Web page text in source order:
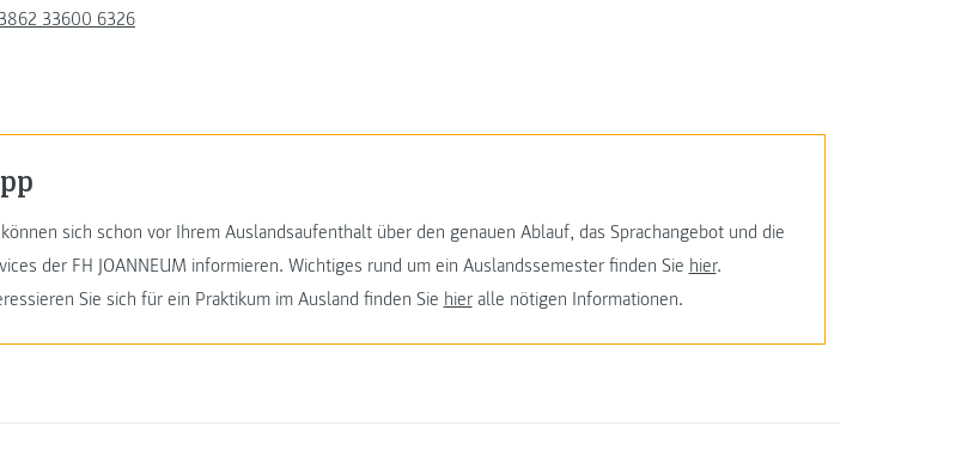
33600 6326
sich schon vor Ihrem Auslandsaufenthalt über den genauen Ablauf, das Sprachangebot und die
der FH JOANNEUM informieren. Wichtiges rund um ein Auslandssemester finden Sie hier.
Sie sich für ein Praktikum im Ausland finden Sie hieralle nötigen Informationen.